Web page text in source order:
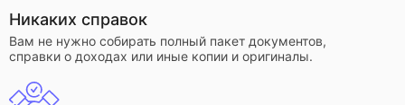
Никаких справок
Вам не нужно собирать полный пакет документов,
справки о доходах или иные копии и оригиналы.